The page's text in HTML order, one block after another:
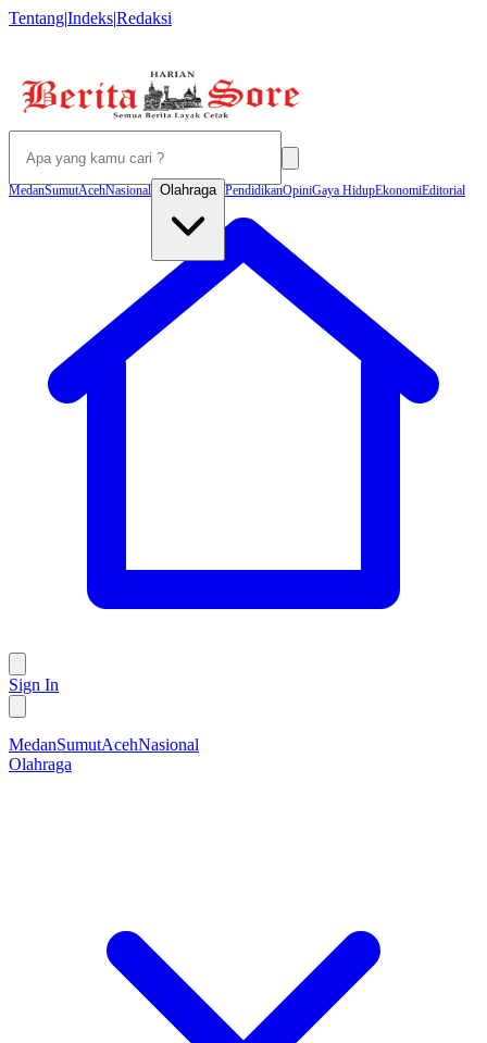
Tentang|Indeks|Redaksi
MedanSumutAcehNasional Olahraga PendidikanOpiniGaya HidupEkonomiEditorial
Sign In
MedanSumutAcehNasional
Olahraga